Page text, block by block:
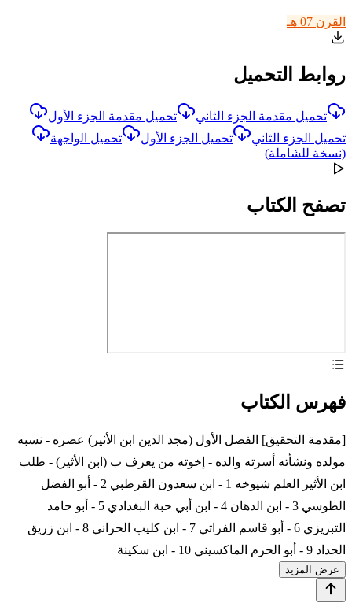
القرن 07 هـ
روابط التحميل
تحميل مقدمة الجزء الثاني
تحميل مقدمة الجزء الأول
تحميل الجزء الثاني
تحميل الجزء الأول
تحميل الواجهة
(نسخة للشاملة)
تصفح الكتاب
فهرس الكتاب
[مقدمة التحقيق] الفصل الأول (مجد الدين ابن الأثير) عصره - نسبه
مولده ونشأته أسرته والده - إخوته من يعرف ب (ابن الأثير) - طلب
ابن الأثير العلم شيوخه 1 - ابن سعدون القرطبي 2 - أبو الفضل
الطوسي 3 - ابن الدهان 4 - ابن أبي حبة البغدادي 5 - أبو حامد
التبريزي 6 - أبو قاسم الفراتي 7 - ابن كليب الحراني 8 - ابن زريق
الحداد 9 - أبو الحرم الماكسيني 10 - ابن سكينة
عرض المزيد